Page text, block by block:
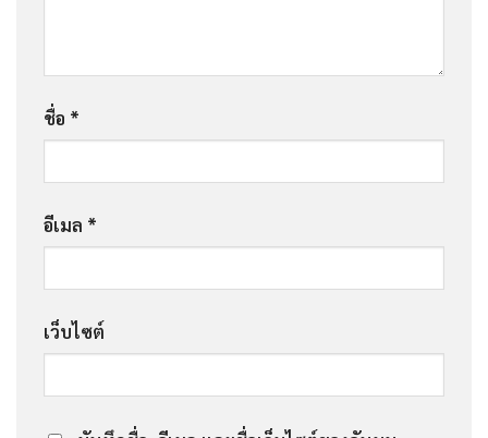
ชื่อ *
อีเมล *
เว็บไซต์